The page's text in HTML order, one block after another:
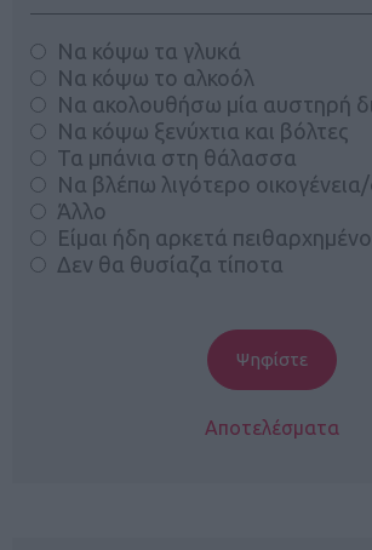
Να κόψω τα γλυκά
Να κόψω το αλκοόλ
Να ακολουθήσω μία αυστηρή
Να κόψω ξενύχτια και βόλτες
Τα μπάνια στη θάλασσα
Να βλέπω λιγότερο
Άλλο
Είμαι ήδη αρκετά
Δεν θα θυσίαζα τίποτα
Αποτελέσματα